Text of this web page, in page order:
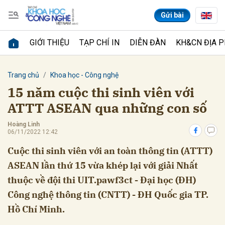
Gửi bài
GIỚI THIỆU TẠP CHÍ IN DIỄN ĐÀN KH&CN ĐỊA
Trang chủ Khoa học - Công nghệ
15 năm cuộc thi sinh viên với
ATTT ASEAN qua những con số
Hoàng Linh
06/11/2022 12:42
Cuộc thi sinh viên với an toàn thông tin (ATTT)
ASEAN lần thứ 15 vừa khép lại với giải Nhất
thuộc về đội thi UIT.pawf3ct - Đại học (ĐH)
Công nghệ thông tin (CNTT) - ĐH Quốc gia TP.
Hồ Chí Minh.
Gửi bình luận
Hủy Gửi